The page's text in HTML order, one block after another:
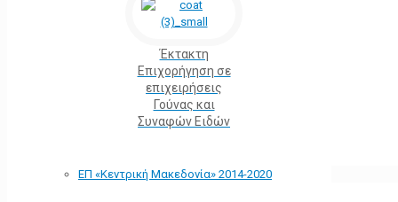
Έκτακτη
Επιχορήγηση σε
επιχειρήσεις
Γούνας και
Συναφών Ειδών
ΕΠ «Kεντρική Μακεδονία» 2014-2020